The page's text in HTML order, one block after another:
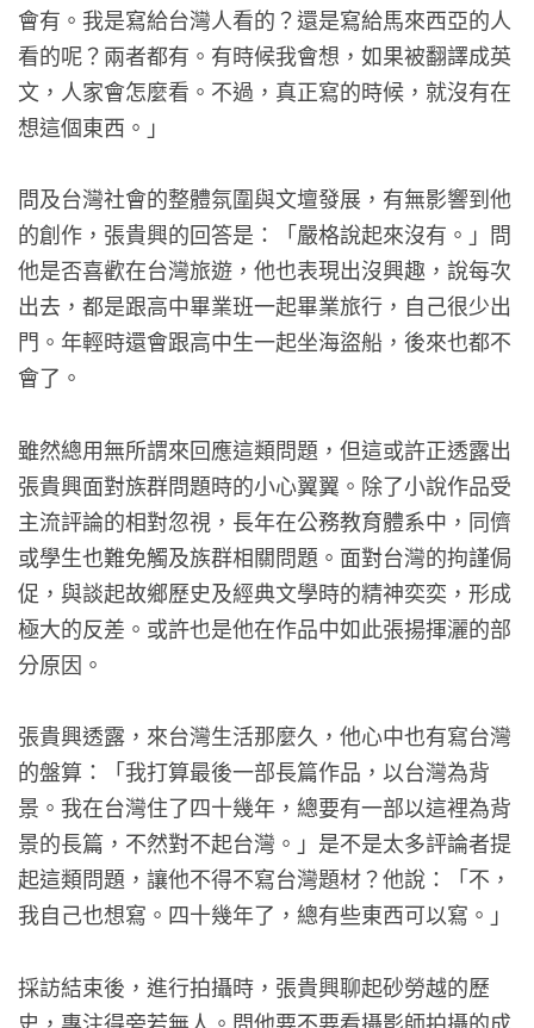
會有。我是寫給台灣人看的？還是寫給馬來西亞的人
看的呢？兩者都有。有時候我會想，如果被翻譯成英
文，人家會怎麼看。不過，真正寫的時候，就沒有在
想這個東西。」
問及台灣社會的整體氛圍與文壇發展，有無影響到他
的創作，張貴興的回答是：「嚴格說起來沒有。」問
他是否喜歡在台灣旅遊，他也表現出沒興趣，說每次
出去，都是跟高中畢業班一起畢業旅行，自己很少出
門。年輕時還會跟高中生一起坐海盜船，後來也都不
會了。
雖然總用無所謂來回應這類問題，但這或許正透露出
張貴興面對族群問題時的小心翼翼。除了小說作品受
主流評論的相對忽視，長年在公務教育體系中，同儕
或學生也難免觸及族群相關問題。面對台灣的拘謹侷
促，與談起故鄉歷史及經典文學時的精神奕奕，形成
極大的反差。或許也是他在作品中如此張揚揮灑的部
分原因。
張貴興透露，來台灣生活那麼久，他心中也有寫台灣
的盤算：「我打算最後一部長篇作品，以台灣為背
景。我在台灣住了四十幾年，總要有一部以這裡為背
景的長篇，不然對不起台灣。」是不是太多評論者提
起這類問題，讓他不得不寫台灣題材？他說：「不，
我自己也想寫。四十幾年了，總有些東西可以寫。」
採訪結束後，進行拍攝時，張貴興聊起砂勞越的歷